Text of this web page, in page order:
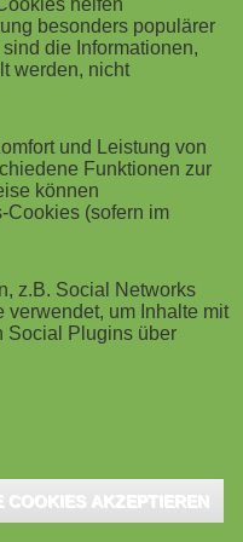
helfen
besonders populärer
die Informationen,
werden, nicht
und Leistung von
Funktionen zur
können
Cookies (sofern im
z.B. Social Networks
verwendet, um Inhalte mit
Social Plugins über
COOKIES AKZEPTIEREN